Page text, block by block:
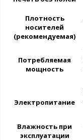
Плотность
носителей
(рекомендуемая)
Потребляемая
мощность
Электропитание
Влажность при
эксплуатации